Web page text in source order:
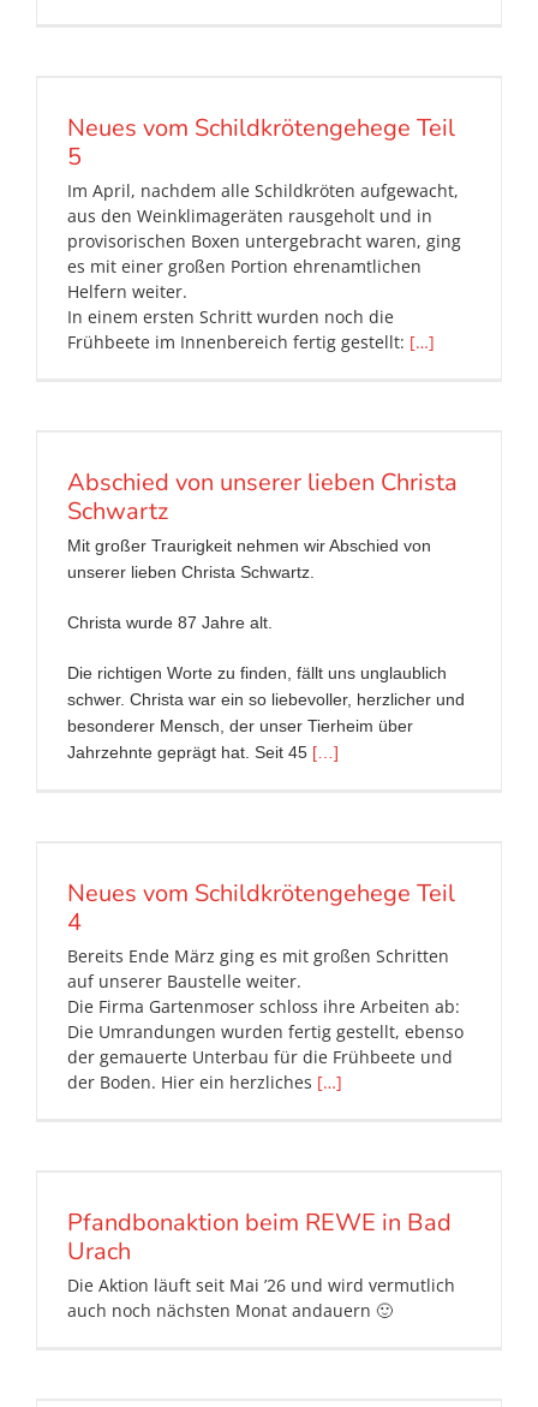
Neues vom Schildkrötengehege Teil
5
Im April, nachdem alle Schildkröten aufgewacht,
aus den Weinklimageräten rausgeholt und in
provisorischen Boxen untergebracht waren, ging
es mit einer großen Portion ehrenamtlichen
Helfern weiter.
In einem ersten Schritt wurden noch die
Frühbeete im Innenbereich fertig gestellt: […]
Abschied von unserer lieben Christa
Schwartz
Mit großer Traurigkeit nehmen wir Abschied von
unserer lieben Christa Schwartz.
Christa wurde 87 Jahre alt.
Die richtigen Worte zu finden, fällt uns unglaublich
schwer. Christa war ein so liebevoller, herzlicher und
besonderer Mensch, der unser Tierheim über
Jahrzehnte geprägt hat. Seit 45 […]
Neues vom Schildkrötengehege Teil
4
Bereits Ende März ging es mit großen Schritten
auf unserer Baustelle weiter.
Die Firma Gartenmoser schloss ihre Arbeiten ab:
Die Umrandungen wurden fertig gestellt, ebenso
der gemauerte Unterbau für die Frühbeete und
der Boden. Hier ein herzliches […]
Pfandbonaktion beim REWE in Bad
Urach
Die Aktion läuft seit Mai ’26 und wird vermutlich
auch noch nächsten Monat andauern 🙂